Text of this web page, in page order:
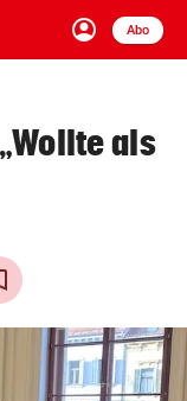
account_circle
Anmelden
Abo
close Schließen
arrow_right
als